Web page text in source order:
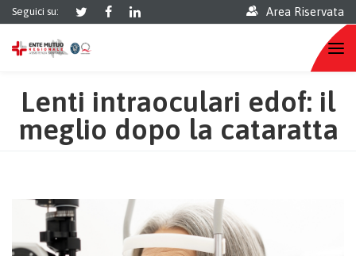
Seguici su: Area Riservata
Lenti intraoculari edof: il
meglio dopo la cataratta